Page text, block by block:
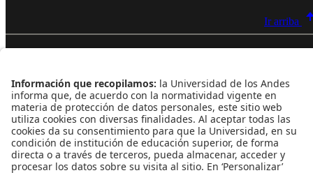
Ir arriba
Dirección
Cra. 1 Este Nº 19A - 40 Bogotá - Colombia
Edificio Mario Laserna - piso 6 - Oficina 609
Atención telefónica
+(571) 339 49 49 - Ext. 4830